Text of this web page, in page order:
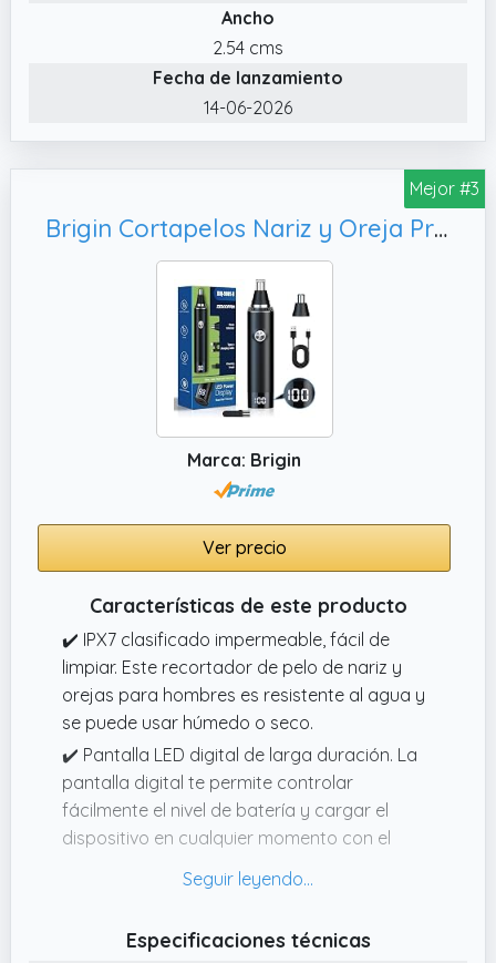
✔️ Corte completo a 360° para un aseo total:
pelo de la nariz y las orejas desde todos los
ángulos. No se deja pelo alguno, ofreciendo
un aseo completo y preciso en cuestión de
segundos, ya sea para uso diario o retoques
rápidos.
✔️ Recortadora de viaje portátil para el aseo
en movimiento: el diseño compacto y ligero
hace de la recortadora Winsea para orejas y
nariz un compañero de viaje ideal. Se adapta
fácilmente a bolsas o equipaje, asegurando
que se mantenga bien cuidado donde quiera
✔️ Recargable mediante USB con batería de
larga duración. Equipado con función de
ofrece una larga duración de la batería
después de una sola carga.
Ancho
2.54 cms
Fecha de lanzamiento
14-06-2026
Mejor #3
Brigin Cortapelos Nariz y Oreja Profesional Indoloro,Hoja de Doble Filo Impermeable Fácil de Limpiar (XJQ-5001)
Marca: Brigin
Ver precio
Características de este producto
✔️ IPX7 clasificado impermeable, fácil de
limpiar. Este recortador de pelo de nariz y
orejas para hombres es resistente al agua y
se puede usar húmedo o seco.
✔️ Pantalla LED digital de larga duración. La
pantalla digital te permite controlar
fácilmente el nivel de batería y cargar el
dispositivo en cualquier momento con el
preocuparte por los molestos cortes de
✔️ Compacto y Portátil. Este recortador de
Especificaciones técnicas